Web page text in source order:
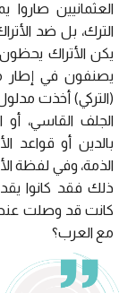
العثمانيين
الترك، بل ضد
يكن الأتراك
يصنفون في إطار
(التركي) أخذت مدلول
الجلف القاسي،
بالدين أو قواعد
الذمة، وفي لفظة
ذلك فقد كانوا
كانت قد وصلت
مع العرب؟